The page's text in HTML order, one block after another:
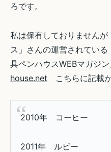
ろです。
私は保有しておりません
ス」さんの運営されてい
具ペンハウスWEBマガジン
house.net こちらに記載
2010年 コーヒー
2011年 ルビー